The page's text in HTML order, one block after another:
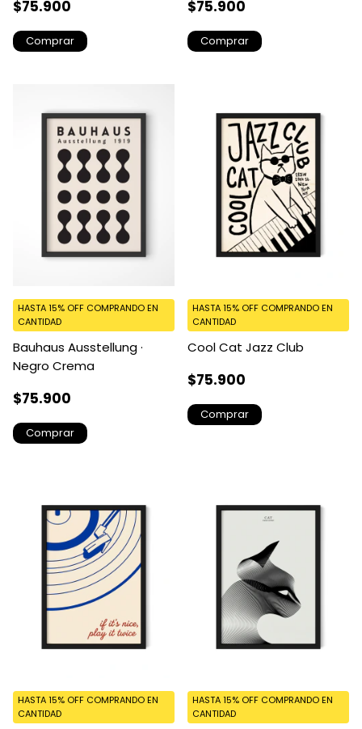
$75.900
Comprar
$75.900
Comprar
Bauhaus Ausstellung ·
Negro Crema
$75.900
HASTA 15% OFF COMPRANDO EN
CANTIDAD
Comprar
Cool Cat Jazz Club
$75.900
HASTA 15% OFF COMPRANDO EN
CANTIDAD
Comprar
HASTA 15% OFF COMPRANDO EN
CANTIDAD
HASTA 15% OFF COMPRANDO EN
CANTIDAD